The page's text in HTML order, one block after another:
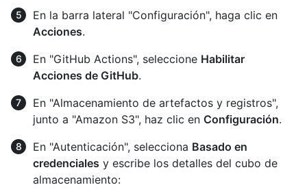
En la barra lateral "Configuración", haga clic en
Acciones.
En "GitHub Actions", seleccione Habilitar
Acciones de GitHub.
En "Almacenamiento de artefactos y registros",
junto a "Amazon S3", haz clic en Configuración.
En "Autenticación", selecciona Basado en
credenciales y escribe los detalles del cubo de
almacenamiento: